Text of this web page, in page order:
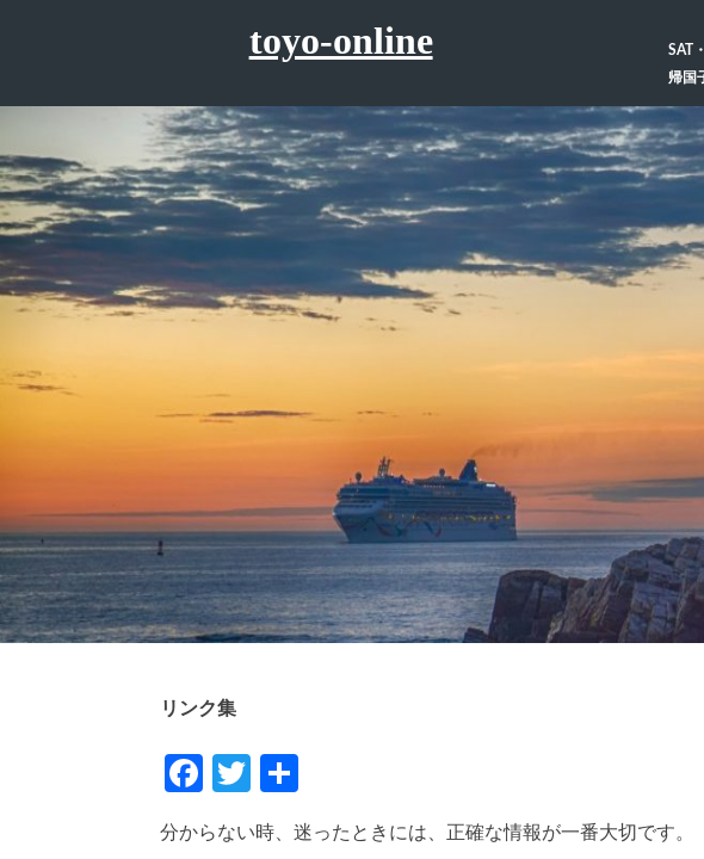
へ
ス
キ
ッ
プ
toyo-online SAT
帰国
リンク集
Facebook
Twitter
有
分からない時、迷ったときには、正確な情報が一番大切です。